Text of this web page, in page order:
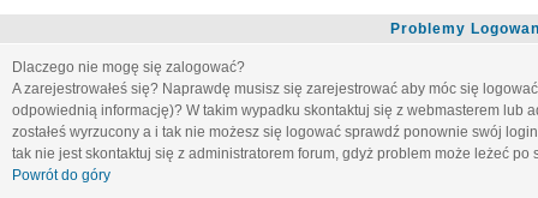
Problemy
Dlaczego nie mogę się zalogować?
A zarejestrowałeś się? Naprawdę musisz się zarejestrować aby móc się
odpowiednią informację)? W takim wypadku skontaktuj się z webmasterem lub
zostałeś wyrzucony a i tak nie możesz się logować sprawdź ponownie swój
tak nie jest skontaktuj się z administratorem forum, gdyż problem może leżeć po
Powrót do góry